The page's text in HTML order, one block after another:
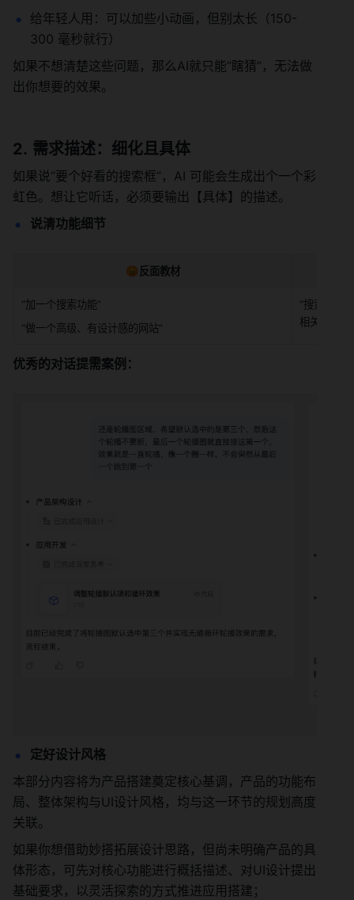
给年轻人用：可以加些小动画，但别太长（150-
300 毫秒就行）
如果不想清楚这些问题，那么AI就只能“瞎猜”，无法做
出你想要的效果。
需求描述：细化且具体
如果说“要个好看的搜索框”，AI 可能会生成出个一个彩
虹色。想让它听话，必须要输出【具体】的描述。
说清功能细节
😡反面教材
“加一个搜索功能”
“做一个高级、有设计感的网站”
“搜索框放
相关度排，
优秀的对话提需案例：
定好设计风格
本部分内容将为产品搭建奠定核心基调，产品的功能布
局、整体架构与UI设计风格，均与这一环节的规划高度
关联。
如果你想借助妙搭拓展设计思路，但尚未明确产品的具
体形态，可先对核心功能进行概括描述、对UI设计提出
基础要求，以灵活探索的方式推进应用搭建；